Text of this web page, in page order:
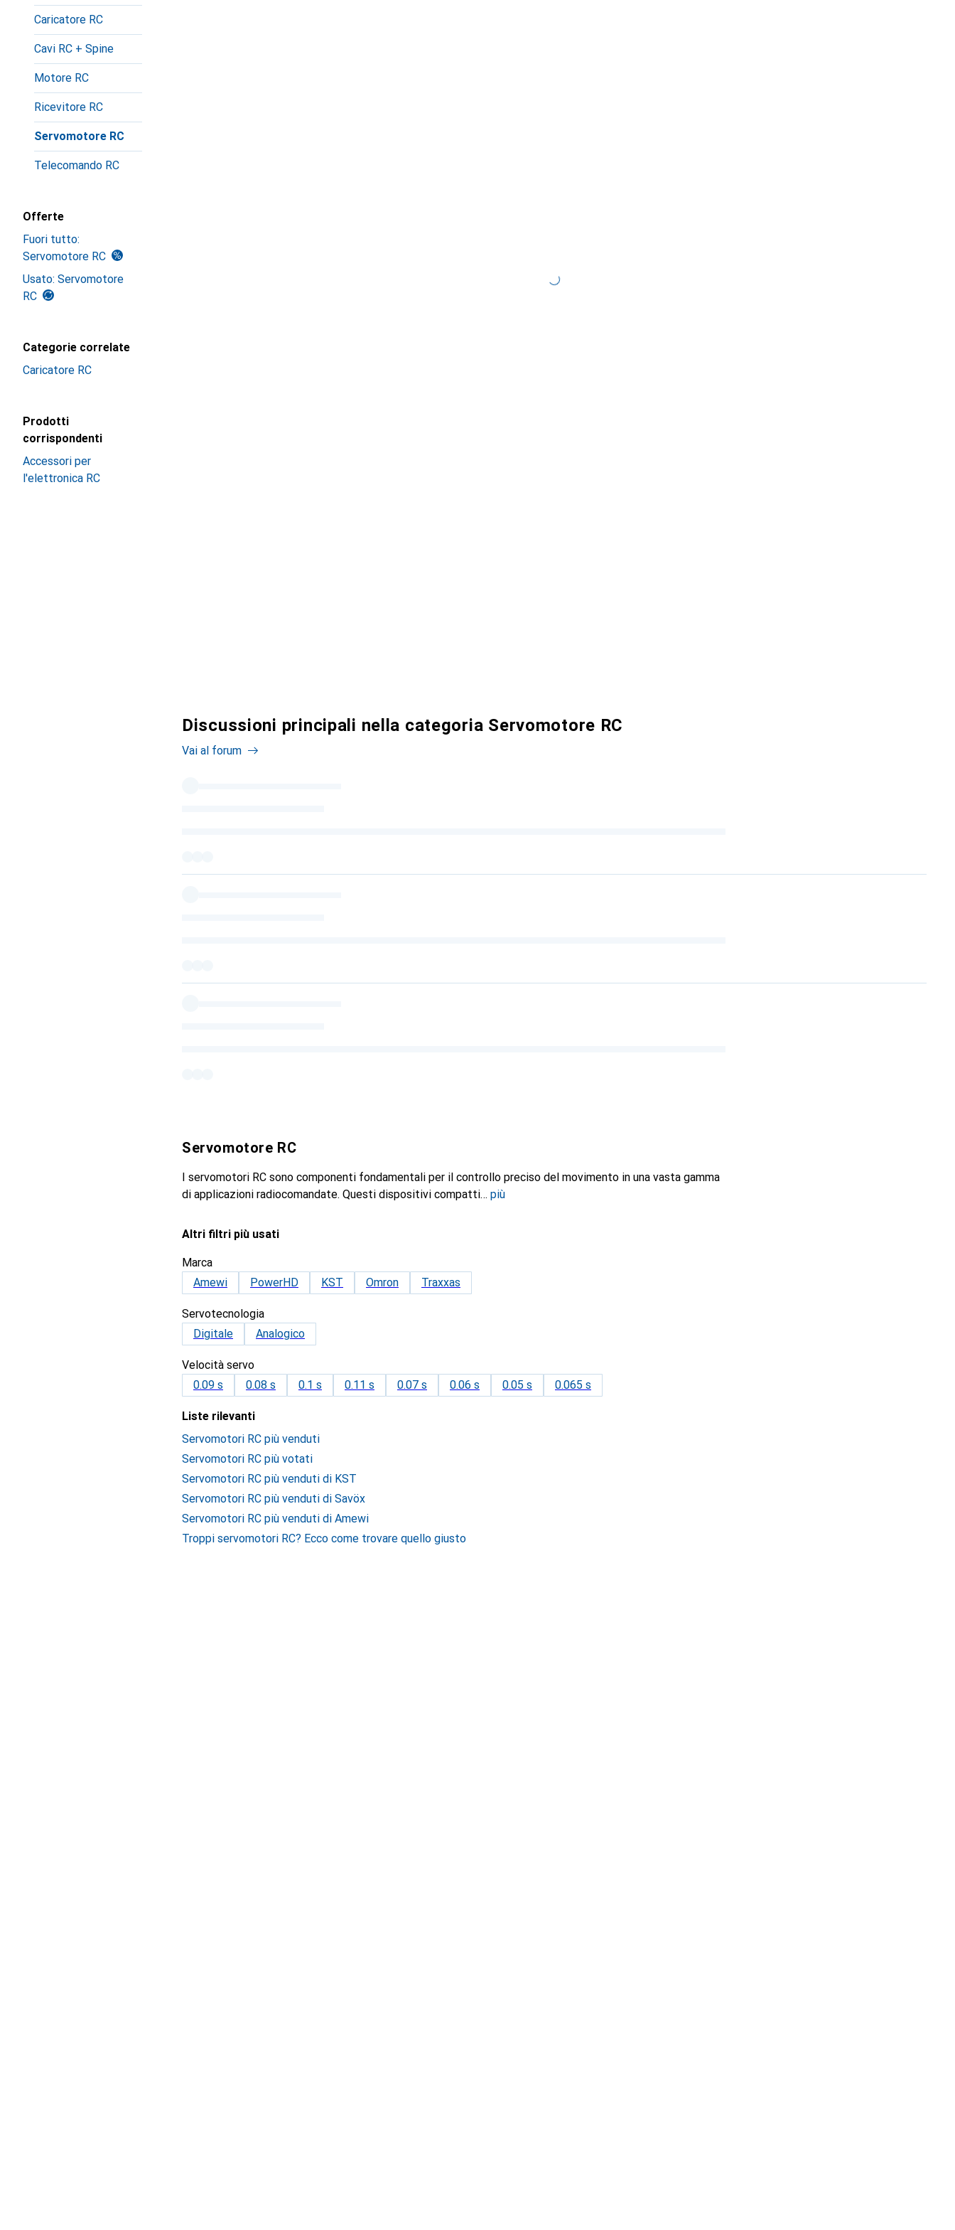
Caricatore RC
Cavi RC + Spine
Motore RC
Ricevitore RC
Servomotore RC
Telecomando RC
Offerte
Fuori tutto:
Servomotore RC
Usato: Servomotore
RC
Categorie correlate
Caricatore RC
Prodotti
corrispondenti
Accessori per
l'elettronica RC
Discussioni principali nella categoria Servomotore RC
Vai al forum
Servomotore RC
I servomotori RC sono componenti fondamentali per il controllo preciso del movimento in una vasta gamma
di applicazioni radiocomandate. Questi dispositivi compatti
più
Altri filtri più usati
Marca
Amewi
PowerHD KST Omron Traxxas
Servotecnologia
Digitale
Analogico
Velocità servo
0.09 s
0.08 s 0.1 s 0.11 s 0.07 s 0.06 s 0.05 s 0.065 s
Liste rilevanti
Servomotori RC più venduti
Servomotori RC più votati
Servomotori RC più venduti di KST
Servomotori RC più venduti di Savöx
Servomotori RC più venduti di Amewi
Troppi servomotori RC? Ecco come trovare quello giusto